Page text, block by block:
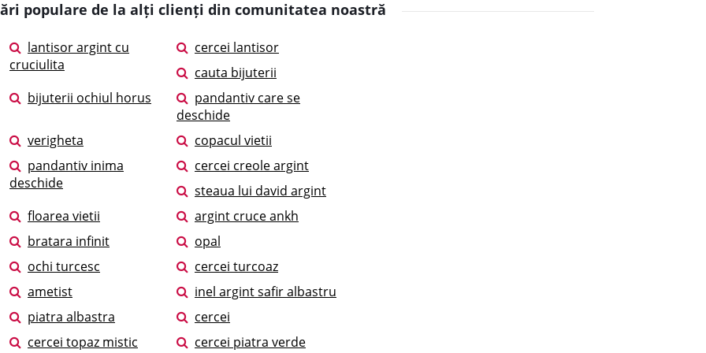
populare de la alți clienți din comunitatea noastră
lantisor argint cu
cruciulita
cercei lantisor
cauta bijuterii
bijuterii ochiul horus
pandantiv care se
deschide
verigheta
copacul vietii
pandantiv inima
deschide
cercei creole argint
steaua lui david argint
floarea vietii
argint cruce ankh
bratara infinit
opal
ochi turcesc
cercei turcoaz
ametist
inel argint safir albastru
piatra albastra
cercei
cercei topaz mistic
cercei piatra verde